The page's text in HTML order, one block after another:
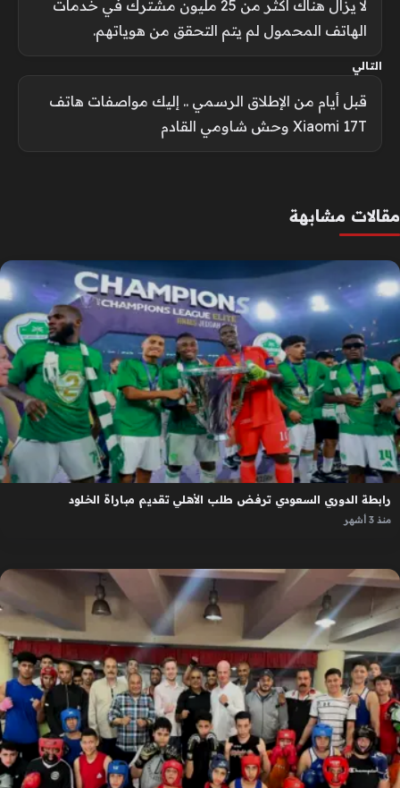
لا يزال هناك أكثر من 25 مليون مشترك في خدمات
الهاتف المحمول لم يتم التحقق من هوياتهم.
التالي
قبل أيام من الإطلاق الرسمي .. إليك مواصفات هاتف
Xiaomi 17T وحش شاومي القادم
مقالات مشابهة
رابطة الدوري السعودي ترفض طلب الأهلي تقديم مباراة الخلود
منذ 3 أشهر